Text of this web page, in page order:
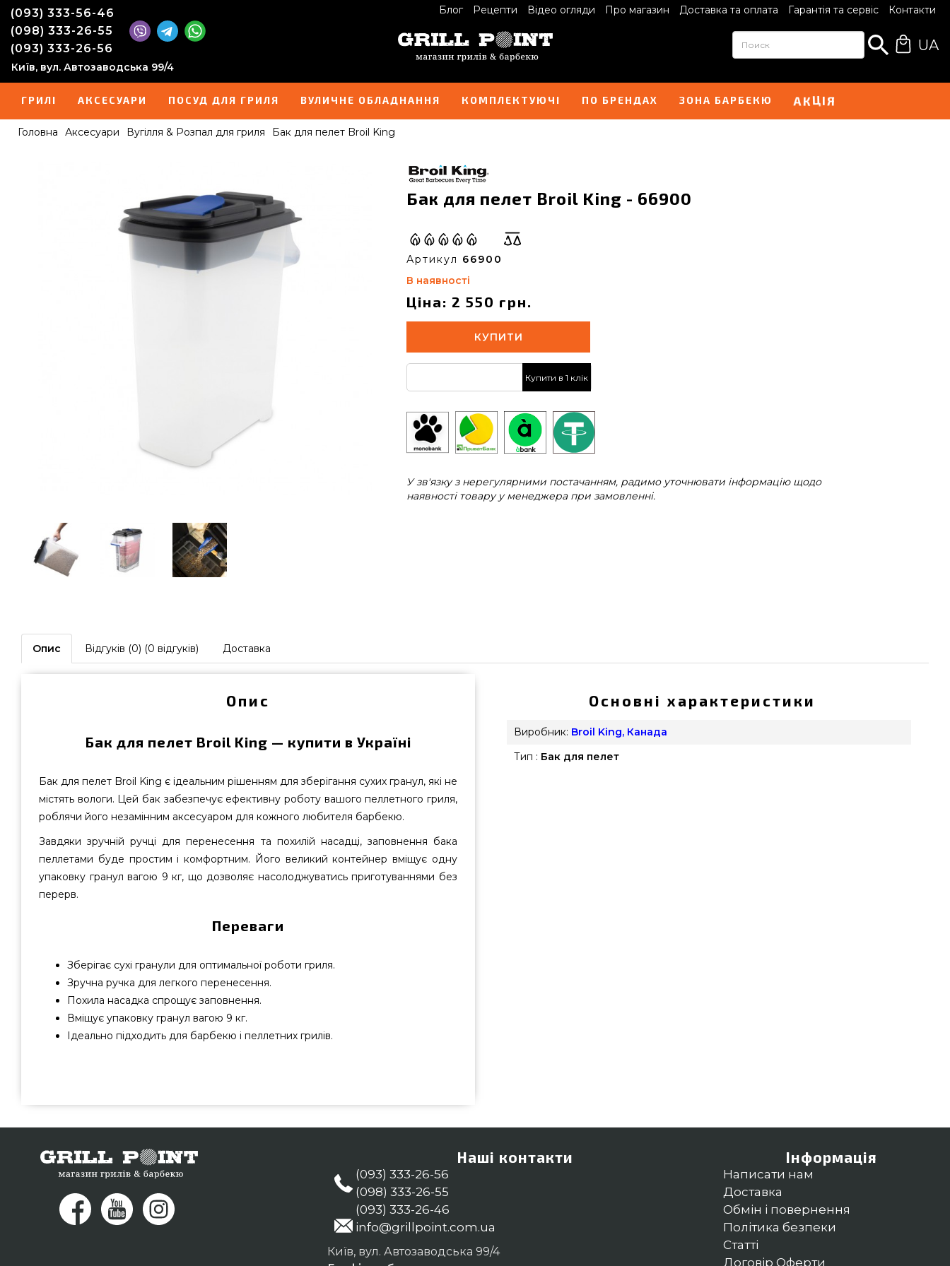
Блог Рецепти Відео огляди Про магазин Доставка та оплата Гарантія та сервіс Контакти
(093) 333-56-46
(098) 333-26-55
(093) 333-26-56
Київ, вул. Автозаводська 99/4
UA
ГРИЛІ АКСЕСУАРИ ПОСУД ДЛЯ ГРИЛЯ ВУЛИЧНЕ ОБЛАДНАННЯ КОМПЛЕКТУЮЧІ ПО БРЕНДАХ ЗОНА БАРБЕКЮ АКЦІЯ
Головна Аксесуари Вугілля & Розпал для гриля Бак для пелет Broil King
Бак для пелет Broil King - 66900
Артикул 66900
В наявності
Ціна: 2 550 грн.
КУПИТИ
Купити в 1 клік
У зв'язку з нерегулярними постачанням, радимо уточнювати інформацію щодо
наявності товару у менеджера при замовленні.
Опис Відгуків (0) (0 відгуків) Доставка
Опис
Бак для пелет Broil King — купити в Україні
Бак для пелет Broil King є ідеальним рішенням для зберігання сухих гранул, які не
містять вологи. Цей бак забезпечує ефективну роботу вашого пеллетного гриля,
роблячи його незамінним аксесуаром для кожного любителя барбекю.
Завдяки зручній ручці для перенесення та похилій насадці, заповнення бака
пеллетами буде простим і комфортним. Його великий контейнер вміщує одну
упаковку гранул вагою 9 кг, що дозволяє насолоджуватись приготуваннями без
перерв.
Переваги
Зберігає сухі гранули для оптимальної роботи гриля.
Зручна ручка для легкого перенесення.
Похила насадка спрощує заповнення.
Вміщує упаковку гранул вагою 9 кг.
Ідеально підходить для барбекю і пеллетних грилів.
GrillPoint. Дивитесь і замовляйте також Вугілля & Розпал для гриля в онлайн магазині
grillpoint.com.ua Зателефонуйте нашим експертам на номер (098) 333-26-55 и мы
Основні характеристики
Виробник: Broil King, Канада
Тип : Бак для пелет
Наші контакти
(093) 333-26-56
(098) 333-26-55
(093) 333-26-46
info@grillpoint.com.ua
Київ, вул. Автозаводська 99/4
Інформація
Написати нам
Доставка
Обмін і повернення
Політика безпеки
Статті
Договір Оферти